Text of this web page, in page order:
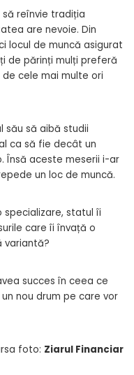
să reînvie tradiția
are nevoie. Din
locul de muncă asigurat
de părinți mulți preferă
cele mai multe ori
său să aibă studii
ca să fie decât un
Însă aceste meserii i-ar
un loc de muncă.
specializare, statul îi
care îi învață o
variantă?
succes în ceea ce
nou drum pe care vor
foto: Ziarul Financiar